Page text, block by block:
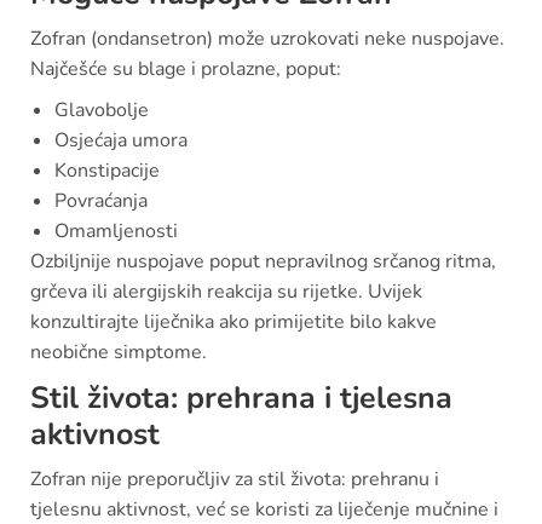
Zofran (ondansetron) može uzrokovati neke nuspojave.
Najčešće su blage i prolazne, poput:
Glavobolje
Osjećaja umora
Konstipacije
Povraćanja
Omamljenosti
Ozbiljnije nuspojave poput nepravilnog srčanog ritma,
grčeva ili alergijskih reakcija su rijetke. Uvijek
konzultirajte liječnika ako primijetite bilo kakve
neobične simptome.
Stil života: prehrana i tjelesna
aktivnost
Zofran nije preporučljiv za stil života: prehranu i
tjelesnu aktivnost, već se koristi za liječenje mučnine i